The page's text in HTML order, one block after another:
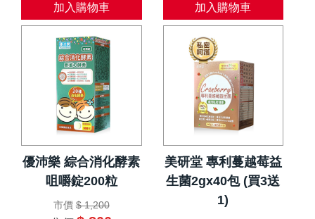
加入購物車 加入購物車
優沛樂 綜合消化酵素
咀嚼錠200粒
市價 $ 1,200
美研堂 專利蔓越莓益
生菌2gx40包 (買3送
1)